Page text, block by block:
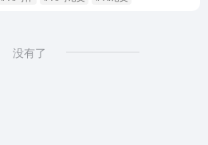
没有了